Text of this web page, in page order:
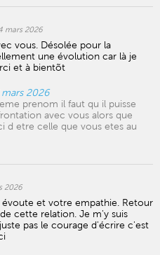
mars 2026
vous. Désolée pour la
une évolution car là je
et à bientõt
2026
prenom il faut qu il puisse
avec vous alors que
d etre celle que vous etes au
2026
et votre empathie. Retour
cette relation. Je m'y suis
pas le courage d'écrire c'est